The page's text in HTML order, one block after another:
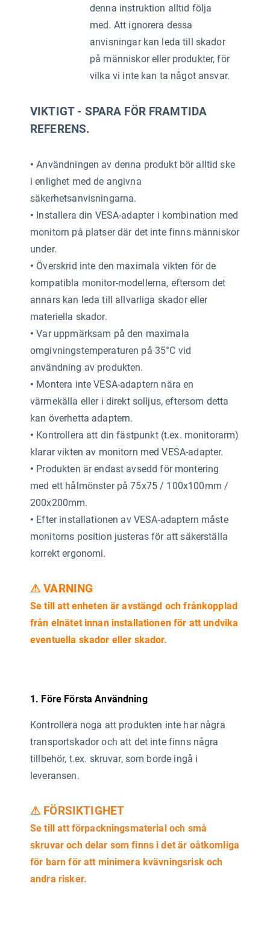
denna instruktion alltid följa
med. Att ignorera dessa
anvisningar kan leda till skador
på människor eller produkter, för
vilka vi inte kan ta något ansvar.
VIKTIGT - SPARA FÖR FRAMTIDA
REFERENS.
• Användningen av denna produkt bör alltid ske
i enlighet med de angivna
säkerhetsanvisningarna.
• Installera din VESA-adapter i kombination med
monitorn på platser där det inte finns människor
under.
• Överskrid inte den maximala vikten för de
kompatibla monitor-modellerna, eftersom det
annars kan leda till allvarliga skador eller
materiella skador.
• Var uppmärksam på den maximala
omgivningstemperaturen på 35°C vid
användning av produkten.
• Montera inte VESA-adaptern nära en
värmekälla eller i direkt solljus, eftersom detta
kan överhetta adaptern.
• Kontrollera att din fästpunkt (t.ex. monitorarm)
klarar vikten av monitorn med VESA-adapter.
• Produkten är endast avsedd för montering
med ett hålmönster på 75x75 / 100x100mm /
200x200mm.
• Efter installationen av VESA-adaptern måste
monitorns position justeras för att säkerställa
korrekt ergonomi.
⚠ VARNING
Se till att enheten är avstängd och frånkopplad
från elnätet innan installationen för att undvika
eventuella skador eller skador.
1. Före Första Användning
Kontrollera noga att produkten inte har några
transportskador och att det inte finns några
tillbehör, t.ex. skruvar, som borde ingå i
leveransen.
⚠ FÖRSIKTIGHET
Se till att förpackningsmaterial och små
skruvar och delar som finns i det är oåtkomliga
för barn för att minimera kvävningsrisk och
andra risker.